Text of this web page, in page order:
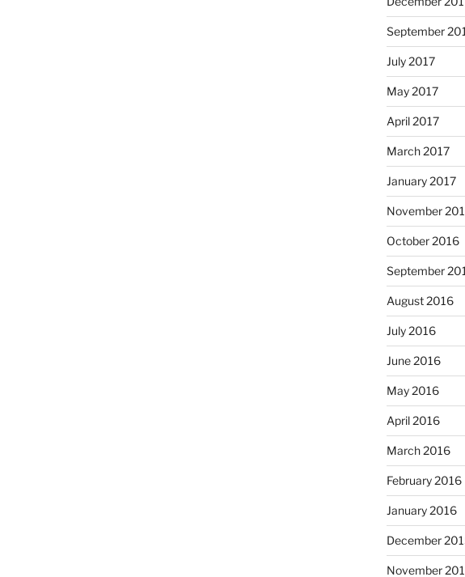
September
July 2017
May 2017
April 2017
March 2017
January 2017
November
October 2016
September
August 2016
July 2016
June 2016
May 2016
April 2016
March 2016
February 2016
January 2016
December
November